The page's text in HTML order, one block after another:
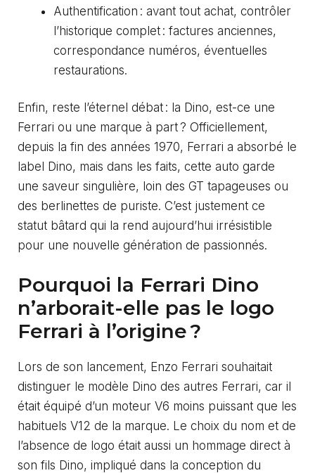
Authentification : avant tout achat, contrôler
l’historique complet : factures anciennes,
correspondance numéros, éventuelles
restaurations.
Enfin, reste l’éternel débat : la Dino, est-ce une
Ferrari ou une marque à part ? Officiellement,
depuis la fin des années 1970, Ferrari a absorbé le
label Dino, mais dans les faits, cette auto garde
une saveur singulière, loin des GT tapageuses ou
des berlinettes de puriste. C’est justement ce
statut bâtard qui la rend aujourd’hui irrésistible
pour une nouvelle génération de passionnés.
Pourquoi la Ferrari Dino
n’arborait-elle pas le logo
Ferrari à l’origine ?
Lors de son lancement, Enzo Ferrari souhaitait
distinguer le modèle Dino des autres Ferrari, car il
était équipé d’un moteur V6 moins puissant que les
habituels V12 de la marque. Le choix du nom et de
l’absence de logo était aussi un hommage direct à
son fils Dino, impliqué dans la conception du